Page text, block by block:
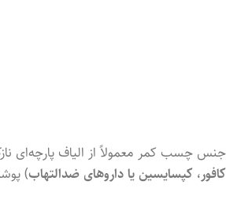
جنس چسب کمر معمولاً از الیاف پارچه‌ای
کافور، کپسایسین یا داروهای ضدالتهاب)